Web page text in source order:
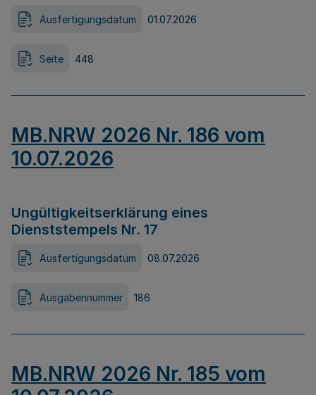
Ausfertigungsdatum 01.07.2026
Seite 448
MB.NRW 2026 Nr. 186 vom
10.07.2026
Ungültigkeitserklärung eines
Dienststempels Nr. 17
Ausfertigungsdatum 08.07.2026
Ausgabennummer 186
MB.NRW 2026 Nr. 185 vom